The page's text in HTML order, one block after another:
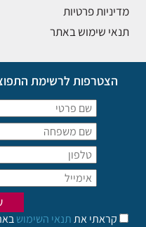
מדיניות פרטיות
תנאי שימוש באתר
הצטרפות לרשימת
קראתי אתתנאי השימוש